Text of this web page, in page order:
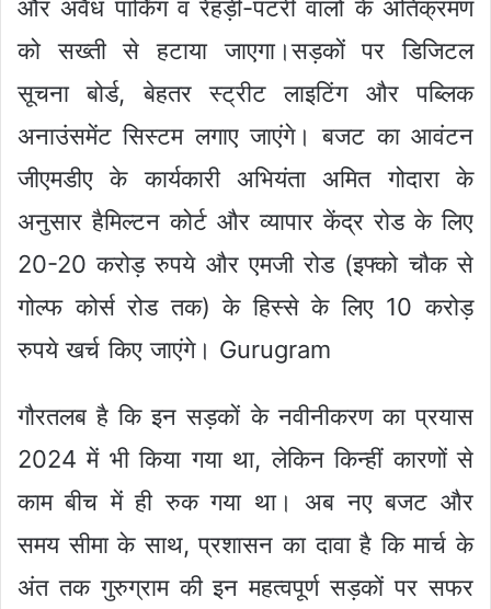
और अवैध पार्किंग व रेहड़ी-पटरी वालों के अतिक्रमण
को सख्ती से हटाया जाएगा।सड़कों पर डिजिटल
सूचना बोर्ड, बेहतर स्ट्रीट लाइटिंग और पब्लिक
अनाउंसमेंट सिस्टम लगाए जाएंगे। बजट का आवंटन
जीएमडीए के कार्यकारी अभियंता अमित गोदारा के
अनुसार हैमिल्टन कोर्ट और व्यापार केंद्र रोड के लिए
20-20 करोड़ रुपये और एमजी रोड (इफ्को चौक से
गोल्फ कोर्स रोड तक) के हिस्से के लिए 10 करोड़
रुपये खर्च किए जाएंगे। Gurugram
गौरतलब है कि इन सड़कों के नवीनीकरण का प्रयास
2024 में भी किया गया था, लेकिन किन्हीं कारणों से
काम बीच में ही रुक गया था। अब नए बजट और
समय सीमा के साथ, प्रशासन का दावा है कि मार्च के
अंत तक गुरुग्राम की इन महत्वपूर्ण सड़कों पर सफर